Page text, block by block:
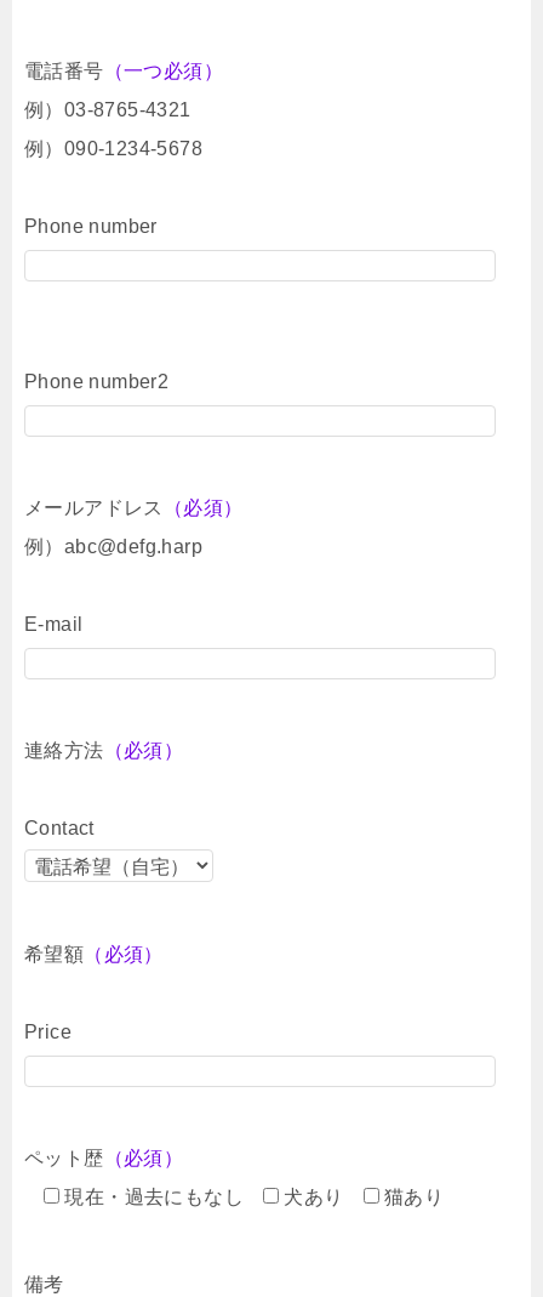
電話番号 （一つ必須）
例）03-8765-4321
例）090-1234-5678
Phone number
Phone number2
メールアドレス
（必須）
例）abc@defg.harp
E-mail
連絡方法 （必須）
Contact
希望額 （必須）
Price
ペット歴 （必須）
現在・過去にもなし
犬あり 猫あり
備考